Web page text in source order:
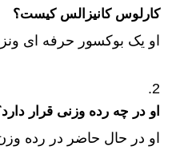
کارلوس کانیزالس کیست؟
او یک بوکسور حرفه‌ ای
او در چه رده وزنی قرار
او در حال حاضر در رده